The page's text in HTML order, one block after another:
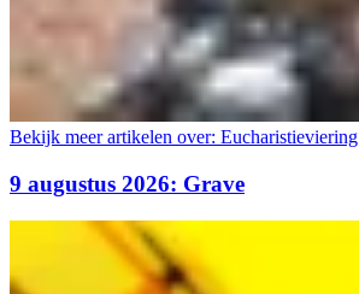
Bekijk meer artikelen over: Eucharistieviering
9 augustus 2026: Grave